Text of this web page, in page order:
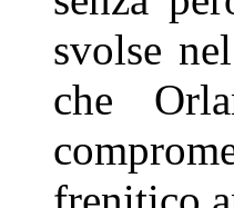
svolse
che